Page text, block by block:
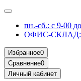
пн.-сб.: с 9-00
ОФИС-СКЛАД: г.
Избранное0
Сравнение0
Личный кабинет